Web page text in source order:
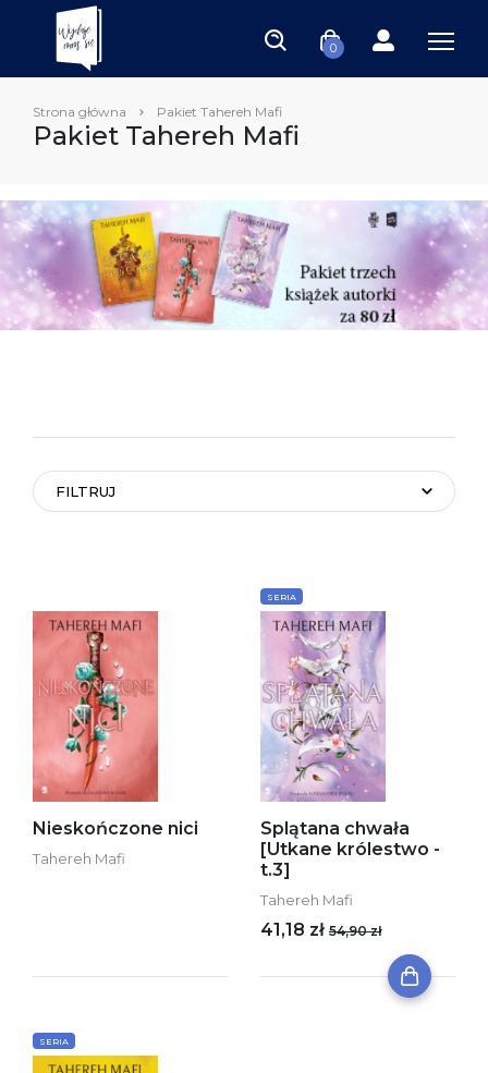
0
Strona główna Pakiet Tahereh Mafi
Pakiet Tahereh Mafi
FILTRUJ
Nieskończone nici
Tahereh Mafi
SERIA
Splątana chwała
[Utkane królestwo -
t.3]
Tahereh Mafi
41,18 zł 54,90 zł
SERIA